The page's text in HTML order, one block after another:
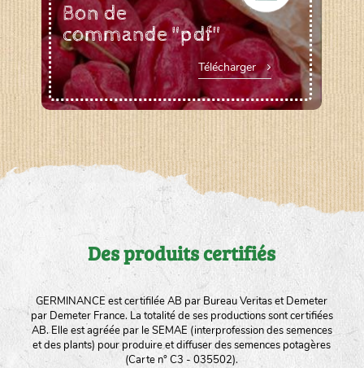
Bon de
commande "pdf"
Télécharger
Des produits certifiés
GERMINANCE est certifilée AB par Bureau Veritas et Demeter
par Demeter France. La totalité de ses productions sont certifiées
AB. Elle est agréée par le SEMAE (interprofession des semences
et des plants) pour produire et diffuser des semences potagères
(Carte n° C3 - 035502).